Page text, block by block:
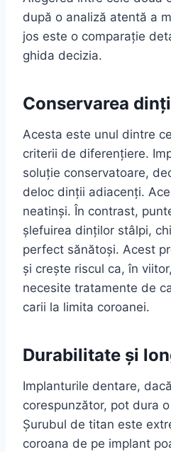
după o analiză atentă a
jos este o comparație
ghida decizia.
Conservarea
Acesta este unul dintre
criterii de diferențiere.
soluție conservatoare,
deloc dinții adiacenți.
neatinși. În contrast,
șlefuirea dinților stâlpi,
perfect sănătoși. Acest
și crește riscul ca, în
necesite tratamente de
carii la limita coroanei.
Durabilitate și
Implanturile dentare,
corespunzător, pot dura
Șurubul de titan este
coroana de pe implant